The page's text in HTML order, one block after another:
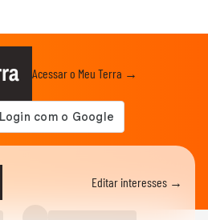
Acessar o Meu Terra →
Editar interesses →